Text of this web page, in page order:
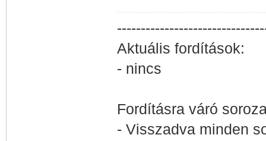
Aktuális fordítások:
- nincs
Fordításra váró
- Visszadva minden